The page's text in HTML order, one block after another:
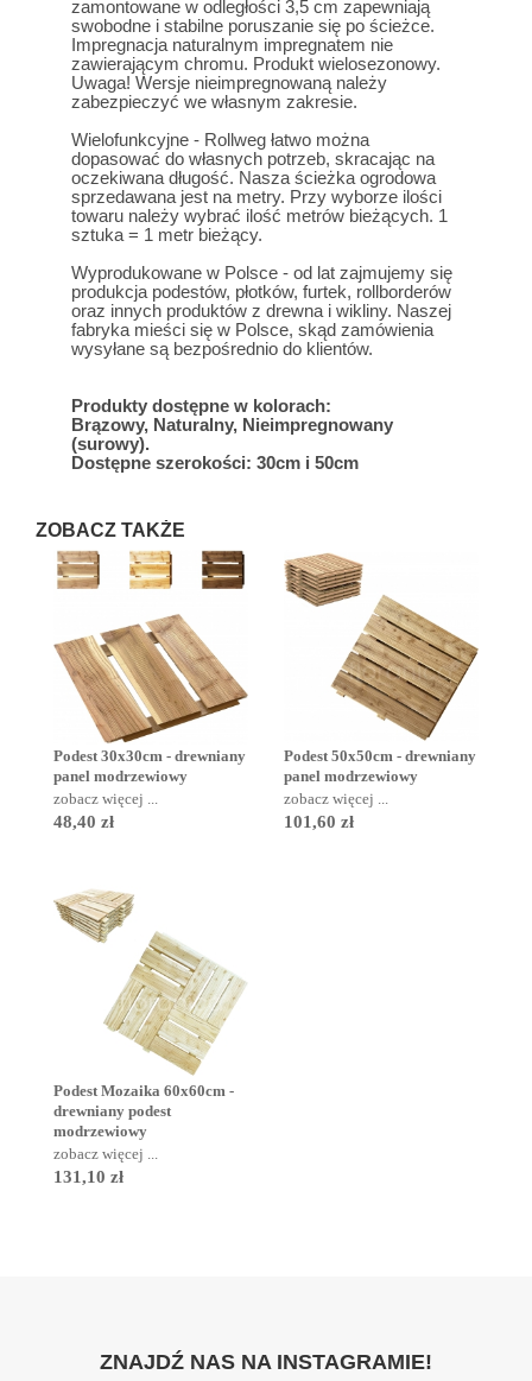
zamontowane w odległości 3,5 cm zapewniają
swobodne i stabilne poruszanie się po ścieżce.
Impregnacja naturalnym impregnatem nie
zawierającym chromu. Produkt wielosezonowy.
Uwaga! Wersje nieimpregnowaną należy
zabezpieczyć we własnym zakresie.
Wielofunkcyjne - Rollweg łatwo można
dopasować do własnych potrzeb, skracając na
oczekiwana długość. Nasza ścieżka ogrodowa
sprzedawana jest na metry. Przy wyborze ilości
towaru należy wybrać ilość metrów bieżących. 1
sztuka = 1 metr bieżący.
Wyprodukowane w Polsce - od lat zajmujemy się
produkcja podestów, płotków, furtek, rollborderów
oraz innych produktów z drewna i wikliny. Naszej
fabryka mieści się w Polsce, skąd zamówienia
wysyłane są bezpośrednio do klientów.
Produkty dostępne w kolorach:
Brązowy, Naturalny, Nieimpregnowany
(surowy).
Dostępne szerokości: 30cm i 50cm
ZOBACZ TAKŻE
Podest 30x30cm - drewniany
panel modrzewiowy
zobacz więcej ...
48,40 zł
Podest 50x50cm - drewniany
panel modrzewiowy
zobacz więcej ...
101,60 zł
Podest Mozaika 60x60cm -
drewniany podest
modrzewiowy
zobacz więcej ...
131,10 zł
ZNAJDŹ NAS NA INSTAGRAMIE!